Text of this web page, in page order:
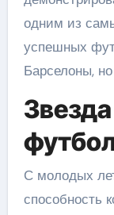
одним из
успешных
Барселоны,
С молодых
способность